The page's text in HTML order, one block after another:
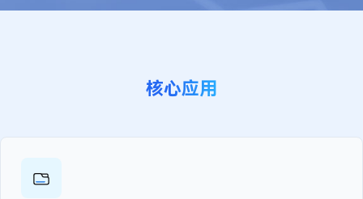
核心应用